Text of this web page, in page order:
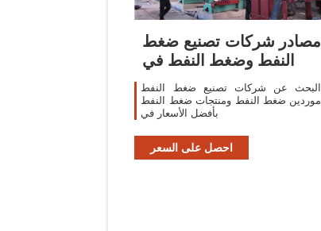
مصادر شركات تصنيع ضغط
النفط وضغط النفط في
البحث عن شركات تصنيع ضغط النفط
موردين ضغط النفط ومنتجات ضغط النفط
بأفضل الأسعار في
احصل على السعر